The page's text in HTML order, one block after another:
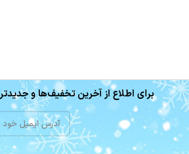
برای اطلاع از آخرین تخفیف‌ها و